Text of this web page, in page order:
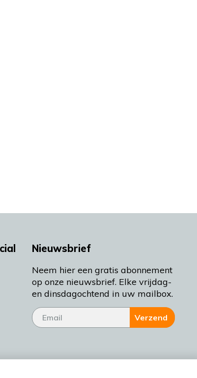
Nieuwsbrief
Neem hier een gratis abonnement
op onze nieuwsbrief. Elke vrijdag-
en dinsdagochtend in uw mailbox.
Verzend